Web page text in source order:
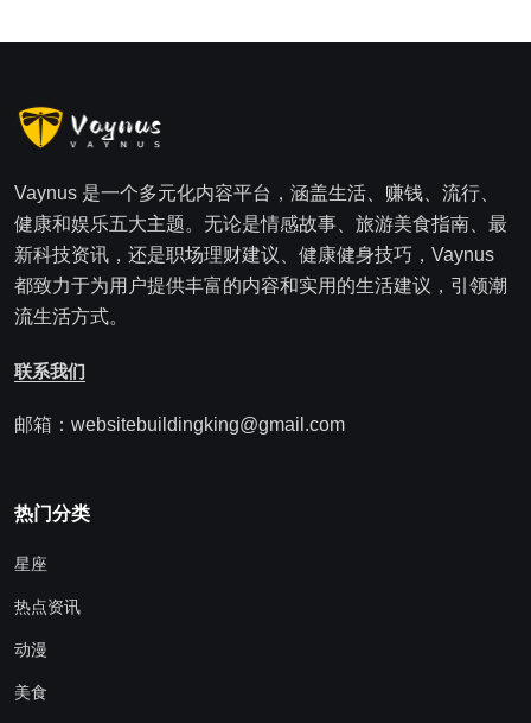
Vaynus 是一个多元化内容平台，涵盖生活、赚钱、流行、
健康和娱乐五大主题。无论是情感故事、旅游美食指南、最
新科技资讯，还是职场理财建议、健康健身技巧，Vaynus
都致力于为用户提供丰富的内容和实用的生活建议，引领潮
流生活方式。
联系我们
邮箱：websitebuildingking@gmail.com
热门分类
星座
热点资讯
动漫
美食